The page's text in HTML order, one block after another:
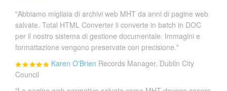
"Abbiamo migliaia di archivi web MHT da anni di pagine web
salvate. Total HTML Converter li converte in batch in DOC
per il nostro sistema di gestione documentale. Immagini e
formattazione vengono preservate con precisione."
Karen O'Brien Records Manager, Dublin City
Council